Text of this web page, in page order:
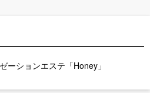
ションエステ「Honey」